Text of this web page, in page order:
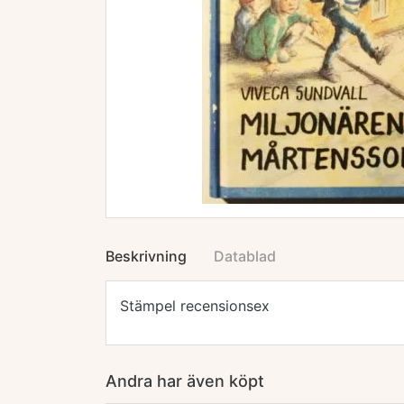
Beskrivning Datablad
Stämpel recensionsex
Andra har även köpt